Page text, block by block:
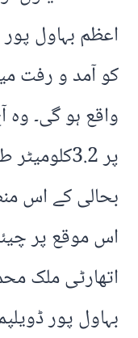
اعظم بہاول
کو آمد و رفت
واقع ہو گی۔
پر
بحالی کے اس
اس موقع پر
اتھارٹی ملک
بہاول پور